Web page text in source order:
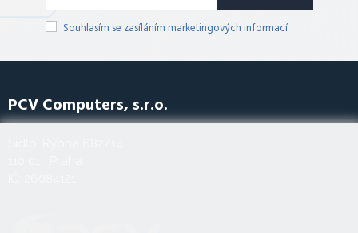
Souhlasím se zasíláním marketingových informací
PCV Computers, s.r.o.